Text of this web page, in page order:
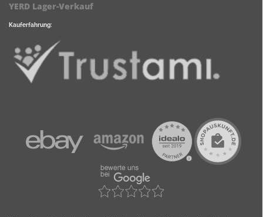
YERD Lager-Verkauf
Kauferfahrung: